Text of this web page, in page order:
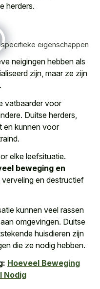
herders.
eigenschappen
neigingen hebben als
zijn, maar ze zijn
vatbaarder voor
Duitse herders,
en kunnen voor
elke leefsituatie.
beweging en
verveling en destructief
kunnen veel rassen
omgevingen. Duitse
huisdieren zijn
die ze nodig hebben.
Hoeveel Beweging
Nodig